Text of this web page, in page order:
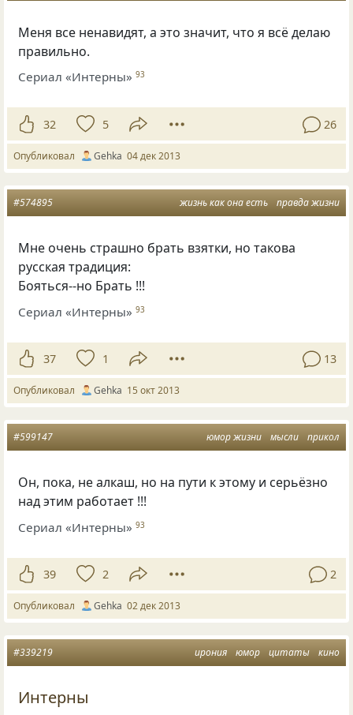
Меня все ненавидят, а это значит, что я всё делаю
правильно.
Сериал «Интерны» 93
32 5 26
Опубликовал Gehka 04 дек 2013
жизнь как она есть правда жизни
#574895
Мне очень страшно брать взятки, но такова
русская традиция:
Бояться--но Брать !!!
Сериал «Интерны» 93
37 1 13
Опубликовал Gehka 15 окт 2013
юмор жизни мысли прикол
#599147
Он, пока, не алкаш, но на пути к этому и серьёзно
над этим работает !!!
Сериал «Интерны» 93
39 2 2
Опубликовал Gehka 02 дек 2013
ирония юмор цитаты кино
#339219
Интерны